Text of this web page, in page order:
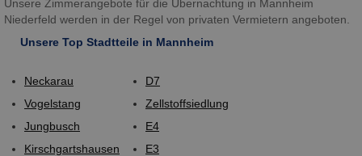
Unsere Zimmerangebote für die Übernachtung in Mannheim
Niederfeld werden in der Regel von privaten Vermietern angeboten.
Unsere Top Stadtteile in Mannheim
Neckarau
Vogelstang
Jungbusch
Kirschgartshausen
D7
Zellstoffsiedlung
E4
E3